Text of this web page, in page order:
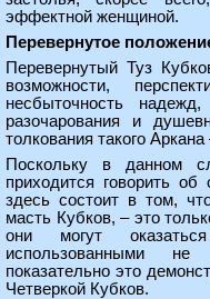
эффектной женщиной.
Перевернутое
Перевернутый Туз
возможности,
несбыточность
разочарования и
толкования такого
Поскольку в данном
приходится говорить
здесь состоит в том,
масть Кубков, – это
они могут
использованными
показательно это
Четверкой Кубков.